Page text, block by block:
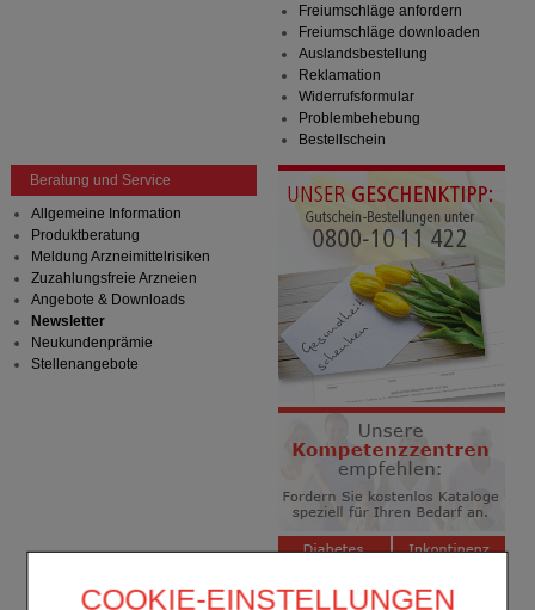
COOKIE-EINSTELLUNGEN
Freiumschläge anfordern
Freiumschläge downloaden
Auslandsbestellung
Reklamation
Widerrufsformular
Problembehebung
Bestellschein
Beratung und Service
Allgemeine Information
Produktberatung
Meldung Arzneimittelrisiken
Zuzahlungsfreie Arzneien
Angebote & Downloads
Newsletter
Neukundenprämie
Stellenangebote